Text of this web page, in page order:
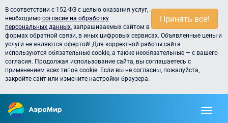
Принять всё!
В соответствии с 152-ФЗ с целью оказания услуг,
необходимосогласие на обработку
персональных данных , запрашиваемых сайтом в
формах обратной связи, в иных цифровых сервисах. Объявленные цены и
услуги не являются офертой! Для корректной работы сайта
используются обязательные cookie, а также необязательные — с вашего
согласия. Продолжая использование сайта, вы соглашаетесь с
применением всех типов cookie. Если вы не согласны, пожалуйста,
закройте сайт или измените настройки браузера.